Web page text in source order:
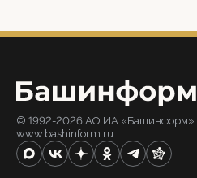
© 1992-2026 АО ИА «Башинформ».
www.bashinform.ru